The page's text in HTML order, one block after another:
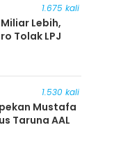
1.675 kali
Lebih,
Tolak LPJ
1.530 kali
Mustafa
Taruna AAL